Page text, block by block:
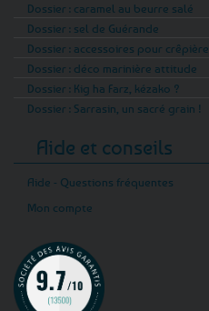
Dossier : caramel au beurre salé
Dossier : sel de Guérande
Dossier : accessoires pour crêpière
Dossier : déco marinière attitude
Dossier : Kig ha Farz, kézako ?
Dossier : Sarrasin, un sacré grain !
Aide et conseils
Aide - Questions fréquentes
Mon compte